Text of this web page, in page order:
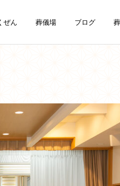
ぜん 葬儀場 ブログ
ころク
相
｜稚
すく
葬儀豆知識
お葬式の種類と家族葬
リット・注意点｜稚内
儀社が選び方をわかり